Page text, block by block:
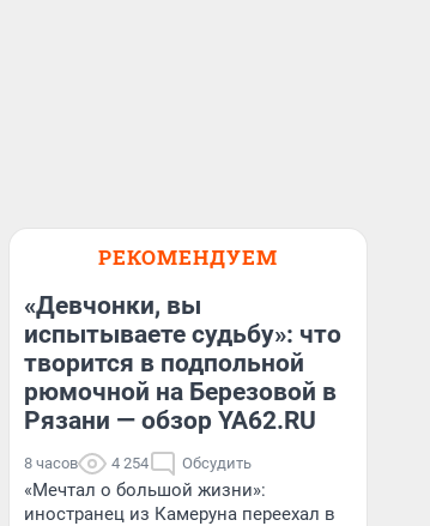
РЕКОМЕНДУЕМ
«Девчонки, вы
испытываете судьбу»: что
творится в подпольной
рюмочной на Березовой в
Рязани — обзор YA62.RU
8 часов 4 254 Обсудить
«Мечтал о большой жизни»:
иностранец из Камеруна переехал в